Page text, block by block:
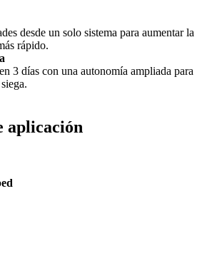
desde un solo sistema para aumentar la
rápido.
3 días con una autonomía ampliada para
aplicación